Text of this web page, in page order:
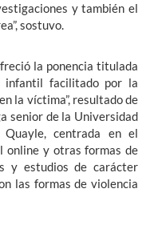
y también el
sostuvo.
la ponencia titulada
infantil facilitado por la
la víctima”, resultado de
senior de la Universidad
Quayle, centrada en el
online y otras formas de
y estudios de carácter
las formas de violencia